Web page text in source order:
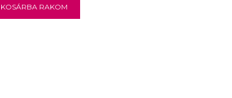
KOSÁRBA RAKOM